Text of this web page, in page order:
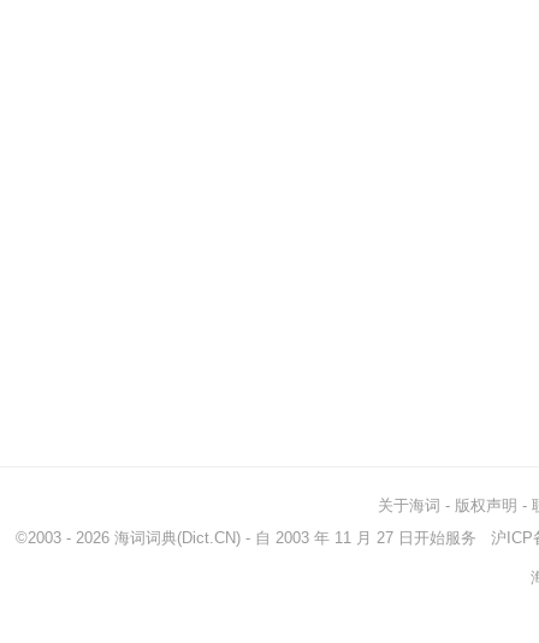
关于海词 - 版权声明 -
©2003 - 2026 海词词典(Dict.CN) - 自 2003 年 11 月 27 日开始服务 沪ICP